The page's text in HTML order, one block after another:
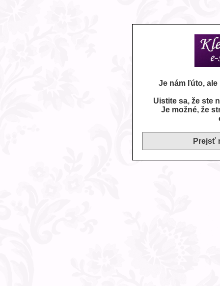
Je nám ľúto,
Uistite sa, že ste
Je možné, že
Prejsť